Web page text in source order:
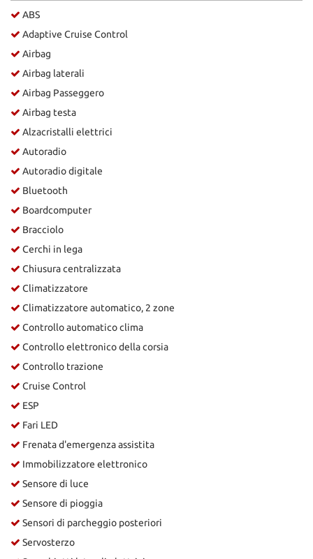
ABS
Adaptive Cruise Control
Airbag
Airbag laterali
Airbag Passeggero
Airbag testa
Alzacristalli elettrici
Autoradio
Autoradio digitale
Bluetooth
Boardcomputer
Bracciolo
Cerchi in lega
Chiusura centralizzata
Climatizzatore
Climatizzatore automatico, 2 zone
Controllo automatico clima
Controllo elettronico della corsia
Controllo trazione
Cruise Control
ESP
Fari LED
Frenata d'emergenza assistita
Immobilizzatore elettronico
Sensore di luce
Sensore di pioggia
Sensori di parcheggio posteriori
Servosterzo